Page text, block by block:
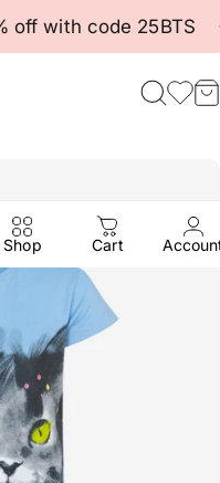
off with code 25BTS
slideshow
Shop Cart